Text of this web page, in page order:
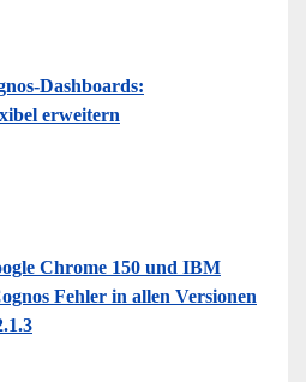
Dashboards:
erweitern
Chrome 150 und IBM
Fehler in allen Versionen